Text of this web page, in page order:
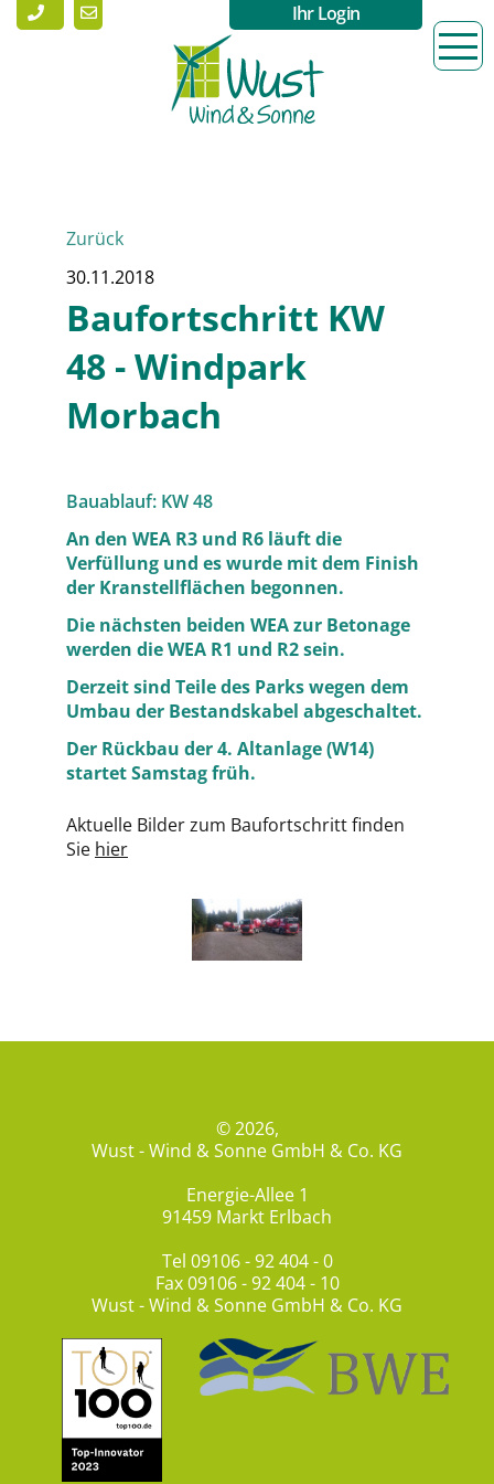
Ihr Login
Zurück
30.11.2018
Baufortschritt KW
48 - Windpark
Morbach
Bauablauf: KW 48
An den WEA R3 und R6 läuft die
Verfüllung und es wurde mit dem Finish
der Kranstellflächen begonnen.
Die nächsten beiden WEA zur Betonage
werden die WEA R1 und R2 sein.
Derzeit sind Teile des Parks wegen dem
Umbau der Bestandskabel abgeschaltet.
Der Rückbau der 4. Altanlage (W14)
startet Samstag früh.
Aktuelle Bilder zum Baufortschritt finden
Sie hier
© 2026,
Wust - Wind & Sonne GmbH & Co. KG
Energie-Allee 1
91459 Markt Erlbach
Tel 09106 - 92 404 - 0
Fax 09106 - 92 404 - 10
Wust - Wind & Sonne GmbH & Co. KG